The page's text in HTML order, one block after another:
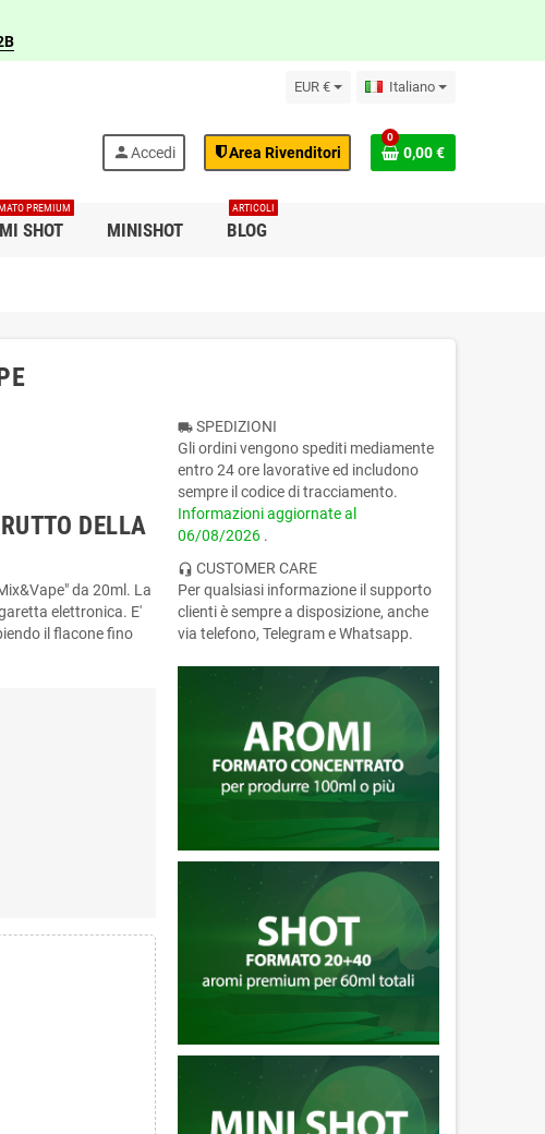
EUR € Italiano
personAccedi Area Rivenditori
0
0,00 €
SHOT
PREMIUM
MINISHOT BLOG
ARTICOLI
DELLA
da 20ml. La
elettronica. E'
il flacone fino
local_shippingSPEDIZIONI
Gli ordini vengono spediti mediamente
entro 24 ore lavorative ed includono
sempre il codice di tracciamento.
Informazioni aggiornate al
06/08/2026 .
headset_mic CUSTOMER CARE
Per qualsiasi informazione il supporto
clienti è sempre a disposizione, anche
via telefono, Telegram e Whatsapp.